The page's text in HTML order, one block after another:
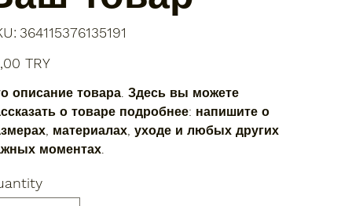
SKU
364115376135191
364115376135191
TRY
описание товара. Здесь вы можете
о товаре подробнее: напишите о
материалах, уходе и любых других
моментах.